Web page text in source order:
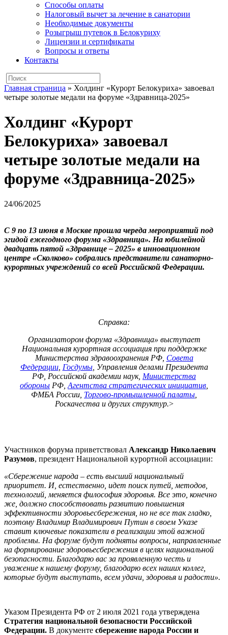
Способы оплаты
Налоговый вычет за лечение в санатории
Необходимые документы
Розыгрыш путевок в Белокуриху
Лицензии и сертификаты
Вопросы и ответы
Контакты
Главная страница » Холдинг «Курорт Белокуриха» завоевал
четыре золотые медали на форуме «Здравница-2025»
Холдинг «Курорт
Белокуриха» завоевал
четыре золотые медали на
форуме «Здравница-2025»
24/06/2025
С 9 по 13 июня в Москве прошла череда мероприятий под
эгидой ежегодного форума «Здравница». На юбилейной
двадцать пятой «Здравнице – 2025» в инновационном
центре «Сколково» собрались представители санаторно-
курортных учреждений со всей Российской Федерации.
Справка:
Организатором форума «Здравница» выступает
Национальная курортная ассоциация при поддержке
Министерства здравоохранения РФ, Совета
Федерации, Госдумы, Управления делами Президента
РФ, Российской академии наук, Министерства
обороны РФ, Агентства стратегических инициатив
ФМБА России, Торгово-промышленной палаты
Роскачества и других структур.>
Участников форума приветствовал Александр Николаевич
Разумов, президент Национальной курортной ассоциации:
«Сбережение народа – есть высший национальный
приоритет. И, естественно, идет поиск путей, методов,
технологий, меняется философия здоровья. Все это, конечно
же, должно способствовать развитию повышения
эффективности здоровьесбережения, но не все так гладко,
поэтому Владимир Владимирович Путин в своем Указе
ставит ключевые показатели в реализации этой важной
проблемы. На форуме будут подняты вопросы, направленные
на формирование здоровьесбережения в целях национальной
безопасности. Благодарю вас за проявленную честь и
уважение к нашему форуму, благодарю всех наших коллег,
которые будут выступать, всем удачи, здоровья и радости».
Указом Президента РФ от 2 июля 2021 года утверждена
Стратегия национальной безопасности Российской
Федерации. В документе сбережение народа России и